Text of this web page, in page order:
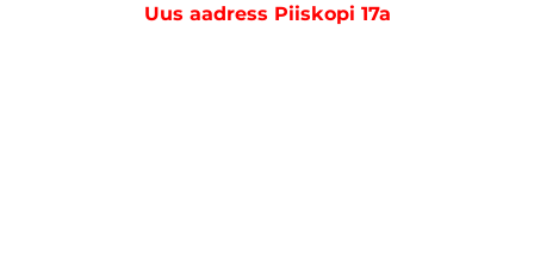
Uus aadress Piiskopi 17a